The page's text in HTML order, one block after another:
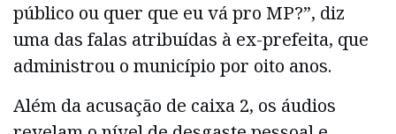
público ou quer que eu vá pro MP?”, diz
uma das falas atribuídas à ex-prefeita, que
administrou o município por oito anos.
Além da acusação de caixa 2, os áudios